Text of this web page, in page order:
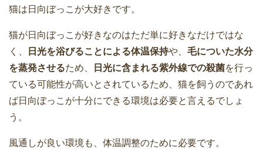
猫は日向ぼっこが大好きです。
猫が日向ぼっこが好きなのはただ単に好きなだけではな
く、
日光を浴びることによる体温保持や、 毛についた水分
を蒸発させるため、 日光に含まれる紫外線での殺菌を行っ
ている可能性が高いとされているため、猫を飼うのであれ
ば日向ぼっこが十分にできる環境は必要と言えるでしょ
う。
風通しが良い環境も、体温調整のために必要です。